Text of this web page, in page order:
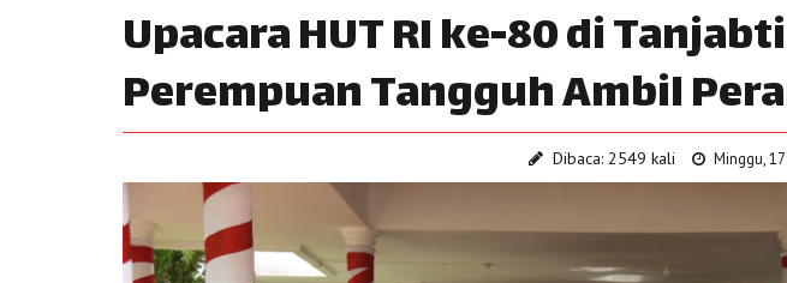
Upacara HUT RI ke-80 di
Perempuan Tangguh Ambil
Dibaca: 2549 kali Minggu,